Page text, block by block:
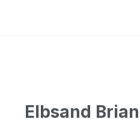
Elbsand